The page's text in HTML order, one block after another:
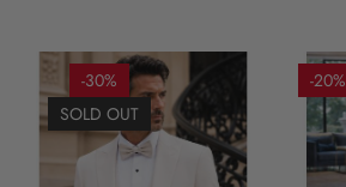
-30%
SOLD OUT
-20%